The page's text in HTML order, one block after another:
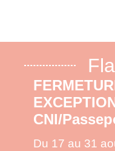
CNI/
Du 17 au 31